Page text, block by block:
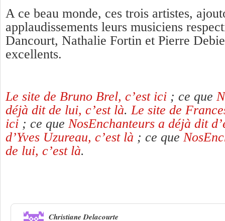
A ce beau monde, ces trois artistes,
applaudissements leurs musiciens
Dancourt, Nathalie Fortin et Pierre
excellents.
Le site de Bruno Brel, c’est ici ; ce que
déjà dit de lui, c’est là. Le site de
ici ; ce que NosEnchanteurs a déjà dit
d’Yves Uzureau, c’est là ; ce que
de lui, c’est là.
Christiane Delacourte